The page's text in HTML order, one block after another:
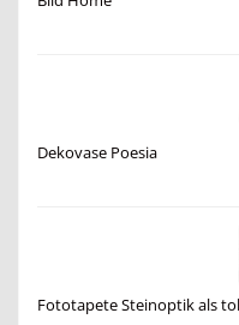
Dekovase Poesia
Fototapete Steinoptik als